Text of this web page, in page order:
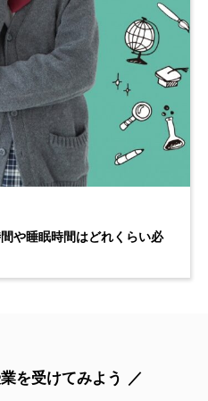
や睡眠時間はどれくらい必
を受けてみよう